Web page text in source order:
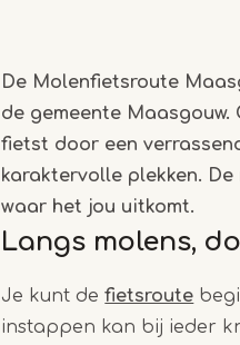
5
De Molenfietsroute
de gemeente
fietst door een
karaktervolle plekken.
waar het jou uitkomt.
Langs molens,
Je kunt defietsroute
instappen kan bij ieder